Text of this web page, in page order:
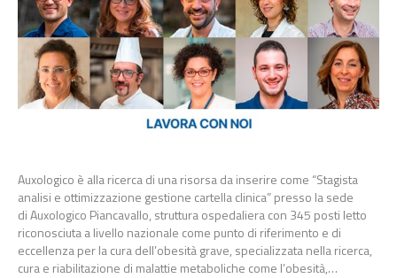
Auxologico è alla ricerca di una risorsa da inserire come “Stagista
analisi e ottimizzazione gestione cartella clinica” presso la sede
di Auxologico Piancavallo, struttura ospedaliera con 345 posti letto
riconosciuta a livello nazionale come punto di riferimento e di
eccellenza per la cura dell’obesità grave, specializzata nella ricerca,
cura e riabilitazione di malattie metaboliche come l’obesità,…